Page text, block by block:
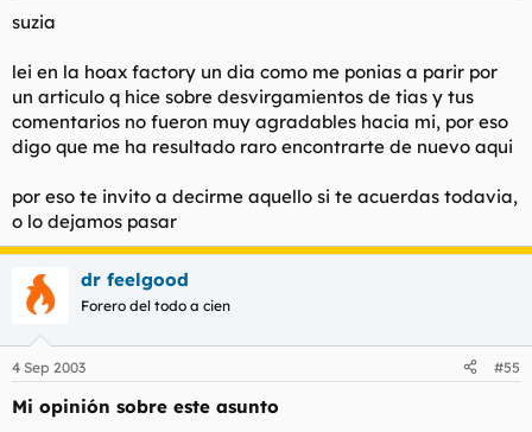
suzia
lei en la hoax factory un dia como me ponias a parir por
un articulo q hice sobre desvirgamientos de tias y tus
comentarios no fueron muy agradables hacia mi, por eso
digo que me ha resultado raro encontrarte de nuevo aqui
por eso te invito a decirme aquello si te acuerdas todavia,
o lo dejamos pasar
dr feelgood
Forero del todo a cien
4 Sep 2003 #55
Mi opinión sobre este asunto